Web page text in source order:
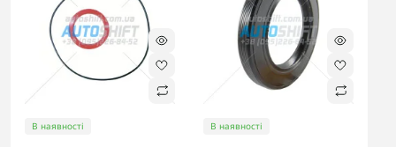
В наявності В наявності